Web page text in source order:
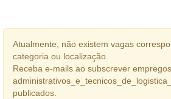
Atualmente, não existem vagas
categoria ou localização.
Receba e-mails ao subscrever
publicados.